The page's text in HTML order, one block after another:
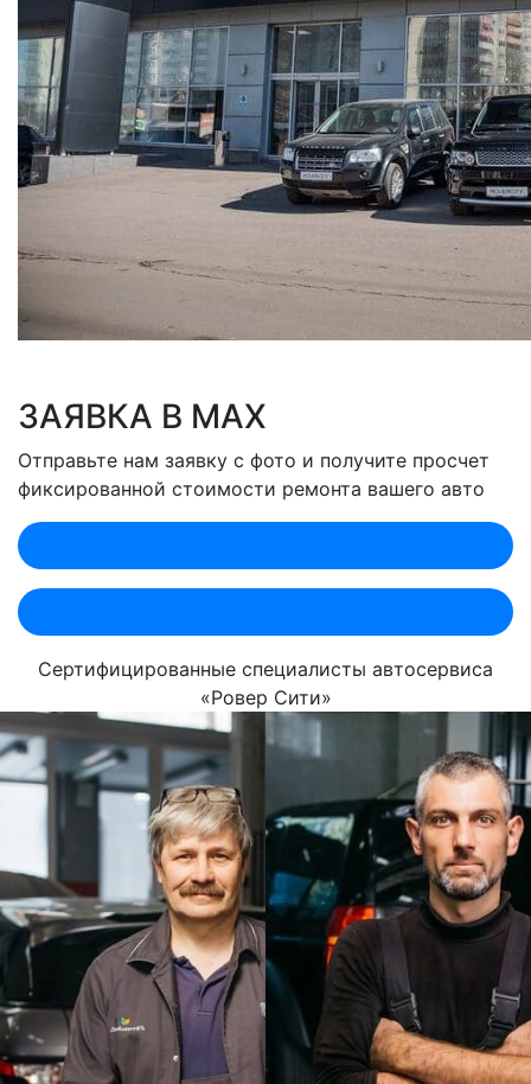
ЗАЯВКА В MAX
Отправьте нам заявку с фото и получите просчет
фиксированной стоимости ремонта вашего авто
Сертифицированные специалисты автосервиса
«Ровер Сити»